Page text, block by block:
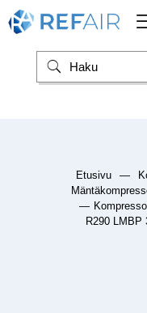
Etusivu —
—
R290 LMBP